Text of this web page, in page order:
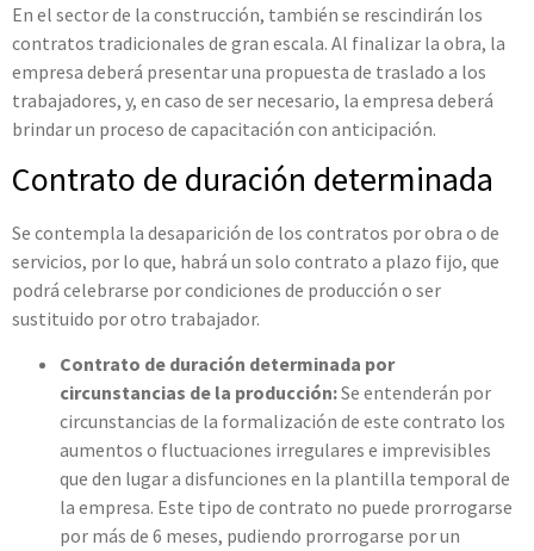
En el sector de la construcción, también se rescindirán los
contratos tradicionales de gran escala. Al finalizar la obra, la
empresa deberá presentar una propuesta de traslado a los
trabajadores, y, en caso de ser necesario, la empresa deberá
brindar un proceso de capacitación con anticipación.
Contrato de duración determinada
Se contempla la desaparición de los contratos por obra o de
servicios, por lo que, habrá un solo contrato a plazo fijo, que
podrá celebrarse por condiciones de producción o ser
sustituido por otro trabajador.
Contrato de duración determinada por
circunstancias de la producción:Se entenderán por
circunstancias de la formalización de este contrato los
aumentos o fluctuaciones irregulares e imprevisibles
que den lugar a disfunciones en la plantilla temporal de
la empresa. Este tipo de contrato no puede prorrogarse
por más de 6 meses, pudiendo prorrogarse por un